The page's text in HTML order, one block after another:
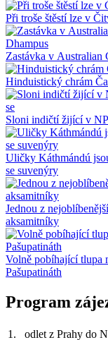
Při troše štěstí lze v
Zastávka v Australian
Hinduistický chrám
Sloni indičtí žijící v
Uličky Káthmándú
se suvenýry
Jednou z
aksamitníky
Volně pobíhající tlupa
Pašupatináth
Program
1. odlet z Prahy do